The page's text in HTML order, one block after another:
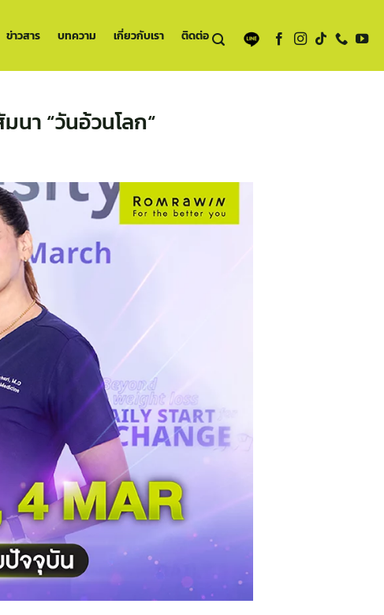
ข่าวสาร บทความ เกี่ยวกับเรา ติดต่อ
า “วันอ้วนโลก“